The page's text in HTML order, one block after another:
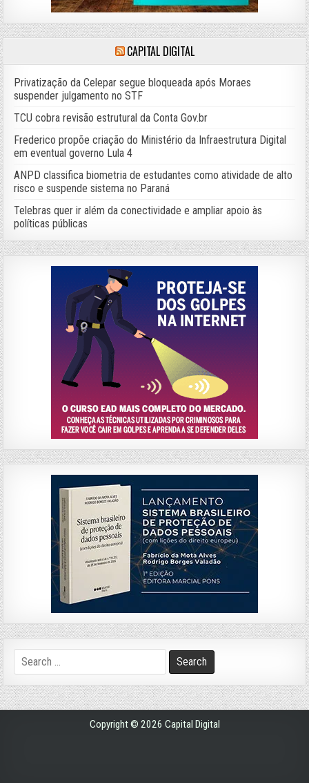
CAPITAL DIGITAL
Privatização da Celepar segue bloqueada após Moraes
suspender julgamento no STF
TCU cobra revisão estrutural da Conta Gov.br
Frederico propõe criação do Ministério da Infraestrutura Digital
em eventual governo Lula 4
ANPD classifica biometria de estudantes como atividade de alto
risco e suspende sistema no Paraná
Telebras quer ir além da conectividade e ampliar apoio às
políticas públicas
Search
for:
Copyright © 2026 Capital Digital